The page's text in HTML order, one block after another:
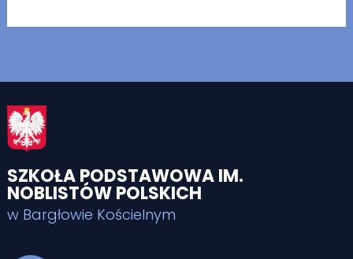
SZKOŁA PODSTAWOWA IM.
NOBLISTÓW POLSKICH
w Bargłowie Kościelnym